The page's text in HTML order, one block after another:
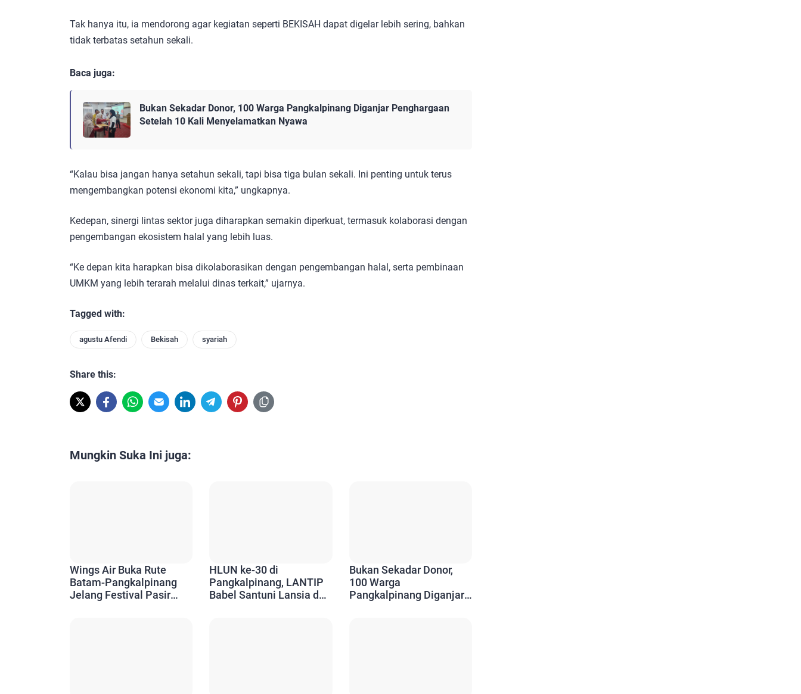
Tak hanya itu, ia mendorong agar kegiatan seperti BEKISAH dapat digelar lebih sering, bahkan
tidak terbatas setahun sekali.
Baca juga:
Bukan Sekadar Donor, 100 Warga Pangkalpinang Diganjar Penghargaan
Setelah 10 Kali Menyelamatkan Nyawa
“Kalau bisa jangan hanya setahun sekali, tapi bisa tiga bulan sekali. Ini penting untuk terus
mengembangkan potensi ekonomi kita,” ungkapnya.
Kedepan, sinergi lintas sektor juga diharapkan semakin diperkuat, termasuk kolaborasi dengan
pengembangan ekosistem halal yang lebih luas.
“Ke depan kita harapkan bisa dikolaborasikan dengan pengembangan halal, serta pembinaan
UMKM yang lebih terarah melalui dinas terkait,” ujarnya.
Tagged with:
agustu Afendi Bekisah syariah
Share this:
Mungkin Suka Ini juga:
Wings Air Buka Rute
Batam-Pangkalpinang
Jelang Festival Pasir
HLUN ke-30 di
Pangkalpinang, LANTIP
Babel Santuni Lansia dan
Bukan Sekadar Donor,
100 Warga
Pangkalpinang Diganjar